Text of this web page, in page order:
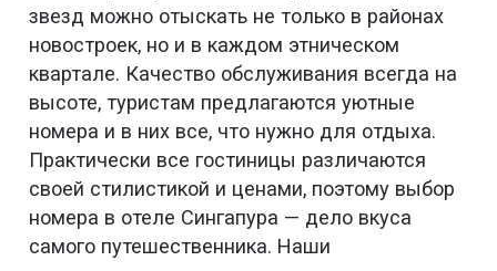
звезд можно отыскать не только в районах
новостроек, но и в каждом этническом
квартале. Качество обслуживания всегда на
высоте, туристам предлагаются уютные
номера и в них все, что нужно для отдыха.
Практически все гостиницы различаются
своей стилистикой и ценами, поэтому выбор
номера в отеле Сингапура — дело вкуса
самого путешественника. Наши